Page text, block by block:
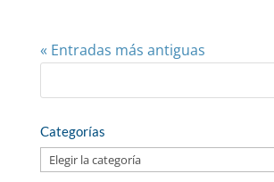
« Entradas más antiguas
Categorías
Categorías